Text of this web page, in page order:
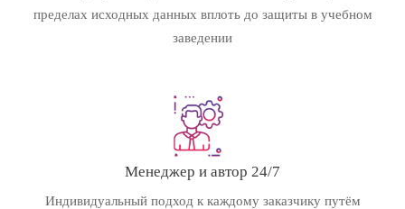
пределах исходных данных вплоть до защиты в учебном
заведении
Менеджер и автор 24/7
Индивидуальный подход к каждому заказчику путём